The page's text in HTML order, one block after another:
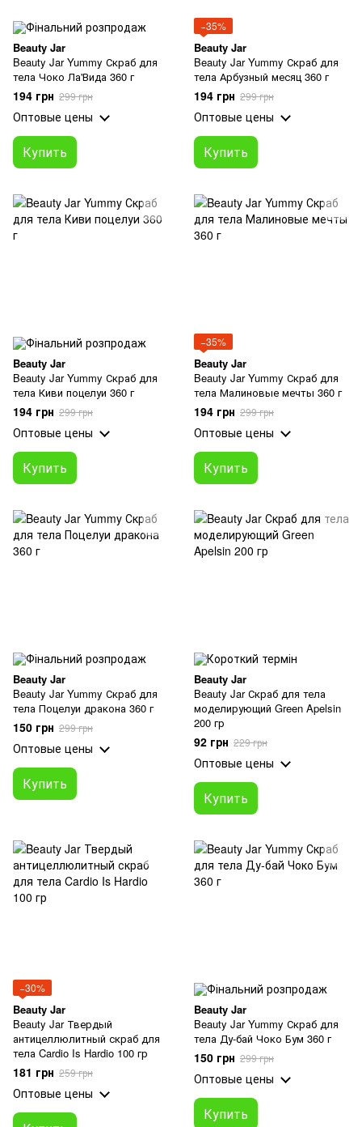
Beauty Jar
Beauty Jar Yummy Скраб для
тела Чоко Ла'Вида 360 г
194 грн 299 грн
Оптовые цены
Купить
−35%
Beauty Jar
Beauty Jar Yummy Скраб для
тела Арбузный месяц 360 г
194 грн 299 грн
Оптовые цены
Купить
Beauty Jar
Beauty Jar Yummy Скраб для
тела Киви поцелуи 360 г
194 грн 299 грн
Оптовые цены
Купить
−35%
Beauty Jar
Beauty Jar Yummy Скраб для
тела Малиновые мечты 360 г
194 грн 299 грн
Оптовые цены
Купить
Beauty Jar
Beauty Jar Yummy Скраб для
тела Поцелуи дракона 360 г
150 грн 299 грн
Оптовые цены
Купить
Beauty Jar
Beauty Jar Скраб для тела
моделирующий Green Apelsin
200 гр
92 грн 229 грн
Оптовые цены
Купить
−30%
Beauty Jar
Beauty Jar Твердый
антицеллюлитный скраб для
тела Cardio Is Hardio 100 гр
181 грн 259 грн
Оптовые цены
Beauty Jar
Beauty Jar Yummy Скраб для
тела Ду-бай Чоко Бум 360 г
150 грн 299 грн
Оптовые цены
Купить